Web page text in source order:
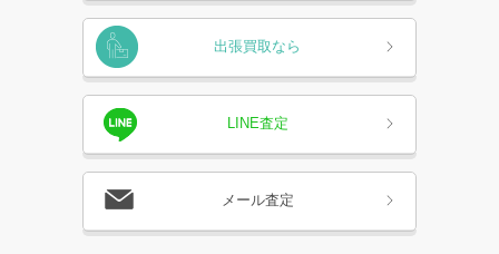
出張買取なら
LINE査定
メール査定